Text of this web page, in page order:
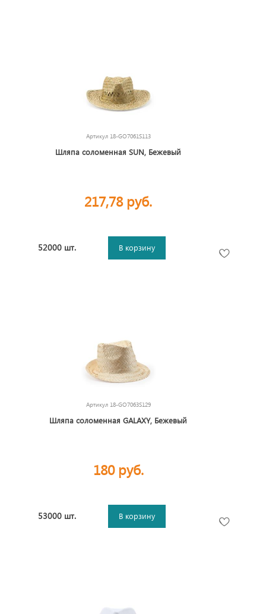
Артикул 18-GO7061S113
Шляпа соломенная SUN, Бежевый
217,78 руб.
52000 шт. В корзину
Артикул 18-GO7063S129
Шляпа соломенная GALAXY, Бежевый
180 руб.
53000 шт. В корзину